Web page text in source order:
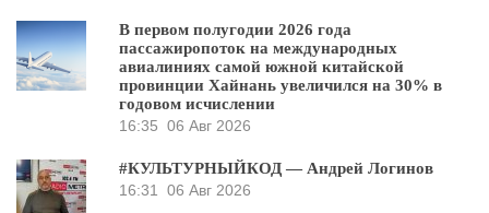
В первом полугодии 2026 года
пассажиропоток на международных
авиалиниях самой южной китайской
провинции Хайнань увеличился на 30% в
годовом исчислении
16:35 06 Авг 2026
#КУЛЬТУРНЫЙКОД — Андрей Логинов
16:31
06 Авг 2026